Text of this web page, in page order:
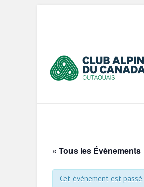
« Tous les Évènements
Cet évènement est passé.